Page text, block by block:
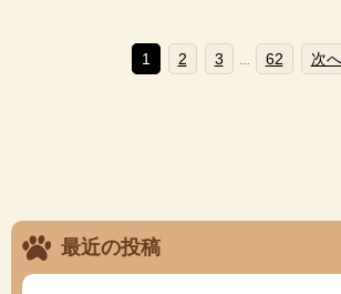
1 2 3 62 次
最近の投稿